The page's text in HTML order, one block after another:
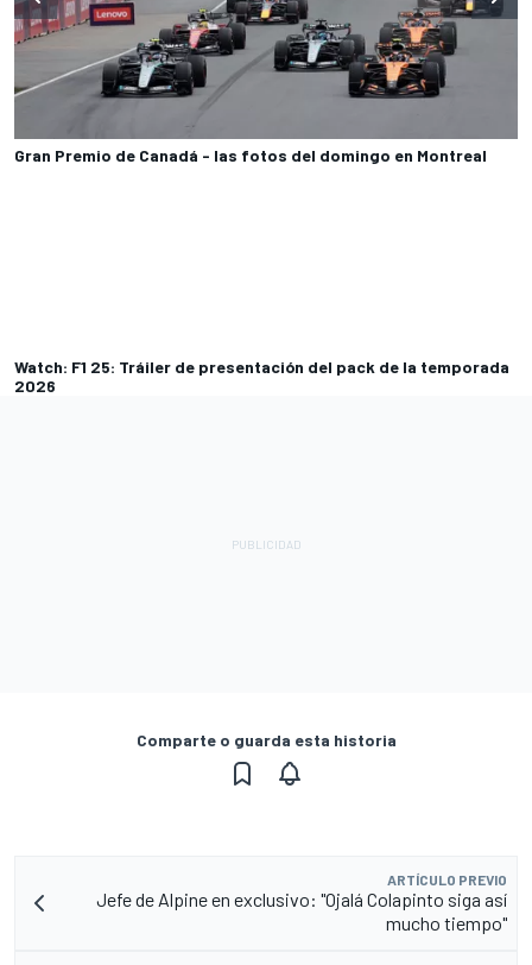
Gran Premio de Canadá - las fotos del domingo en Montreal
Watch: F1 25: Tráiler de presentación del pack de la temporada
2026
Comparte o guarda esta historia
ARTÍCULO PREVIO
Jefe de Alpine en exclusivo: "Ojalá Colapinto siga así
mucho tiempo"